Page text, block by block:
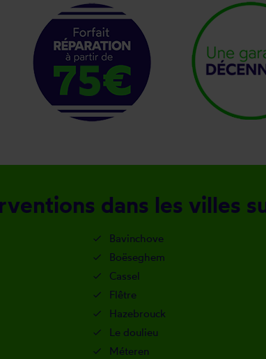
dans les villes
Bavinchove
Boëseghem
Cassel
Flêtre
Hazebrouck
Le doulieu
Méteren